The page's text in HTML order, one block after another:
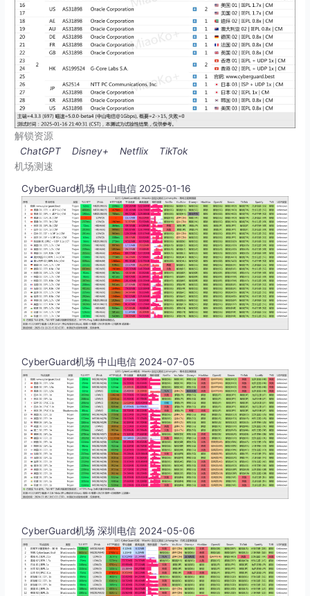
解锁资源
ChatGPT
Disney+ Netflix
TikTok
机场测速
CyberGuard机场 中山电信 2025-01-16
CyberGuard机场 中山电信 2024-07-05
CyberGuard机场 深圳电信 2024-05-06